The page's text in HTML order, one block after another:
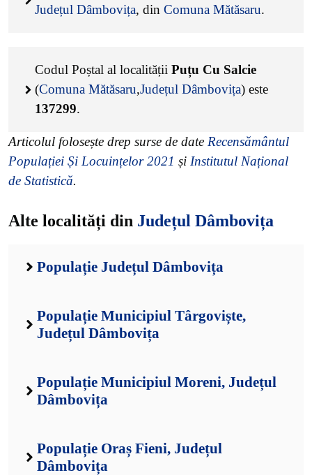
Județul Dâmbovița, din Comuna Mătăsaru.
Codul Poștal al localității Puțu Cu Salcie
(Comuna Mătăsaru,Județul Dâmbovița) este
137299.
Articolul folosește drep surse de date Recensământul
Populației Și Locuințelor 2021 și Institutul Național
de Statistică.
Alte localități din Județul Dâmbovița
Populație Județul Dâmbovița
Populație Municipiul Târgoviște,
Județul Dâmbovița
Populație Municipiul Moreni, Județul
Dâmbovița
Populație Oraș Fieni, Județul
Dâmbovița